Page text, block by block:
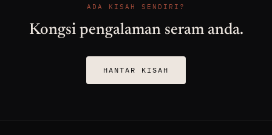
ADA KISAH SENDIRI?
Kongsi pengalaman seram anda.
HANTAR KISAH